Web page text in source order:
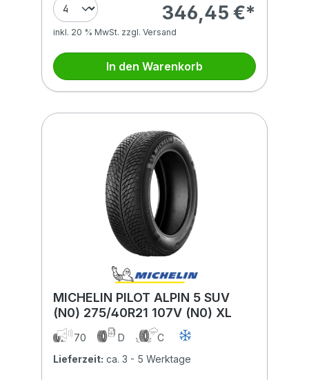
346,45 €*
inkl. 20 % MwSt. zzgl. Versand
In den Warenkorb
MICHELIN PILOT ALPIN 5 SUV
(N0) 275/40R21 107V (N0) XL
70 D
C
Lieferzeit: ca. 3 - 5 Werktage